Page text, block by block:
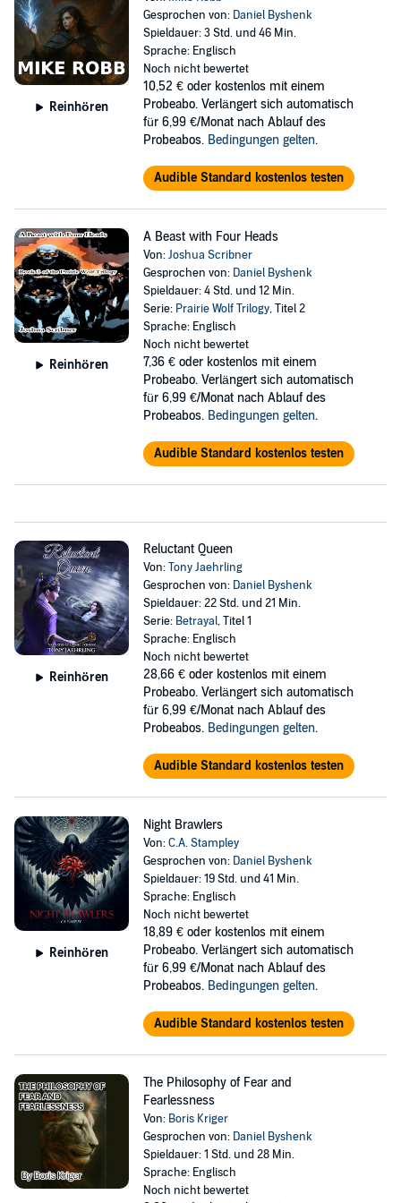
Reinhören
Gesprochen von: Daniel Byshenk
Spieldauer: 3 Std. und 46 Min.
Sprache: Englisch
Noch nicht bewertet
10,52 € oder kostenlos mit einem
Probeabo. Verlängert sich automatisch
für 6,99 €/Monat nach Ablauf des
Probeabos. Bedingungen gelten.
Audible Standard kostenlos testen
Reinhören
A Beast with Four Heads
Von:Joshua Scribner
Gesprochen von: Daniel Byshenk
Spieldauer: 4 Std. und 12 Min.
Serie: Prairie Wolf Trilogy, Titel 2
Sprache: Englisch
Noch nicht bewertet
7,36 € oder kostenlos mit einem
Probeabo. Verlängert sich automatisch
für 6,99 €/Monat nach Ablauf des
Probeabos. Bedingungen gelten.
Audible Standard kostenlos testen
Reinhören
Reluctant Queen
Von:Tony Jaehrling
Gesprochen von: Daniel Byshenk
Spieldauer: 22 Std. und 21 Min.
Serie: Betrayal, Titel 1
Sprache: Englisch
Noch nicht bewertet
28,66 € oder kostenlos mit einem
Probeabo. Verlängert sich automatisch
für 6,99 €/Monat nach Ablauf des
Probeabos. Bedingungen gelten.
Audible Standard kostenlos testen
Reinhören
Night Brawlers
Von:C.A. Stampley
Gesprochen von: Daniel Byshenk
Spieldauer: 19 Std. und 41 Min.
Sprache: Englisch
Noch nicht bewertet
18,89 € oder kostenlos mit einem
Probeabo. Verlängert sich automatisch
für 6,99 €/Monat nach Ablauf des
Probeabos. Bedingungen gelten.
Audible Standard kostenlos testen
The Philosophy of Fear and
Fearlessness
Von: Boris Kriger
Gesprochen von: Daniel Byshenk
Spieldauer: 1 Std. und 28 Min.
Sprache: Englisch
Noch nicht bewertet